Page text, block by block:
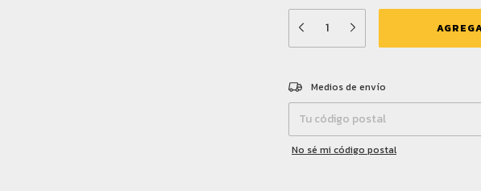
Entregas para el CP:
Medios de envío
No sé mi código postal